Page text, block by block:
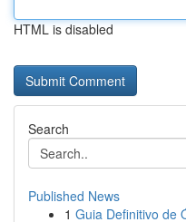
HTML is disabled
Search
Published News
1 Guia Definitivo de